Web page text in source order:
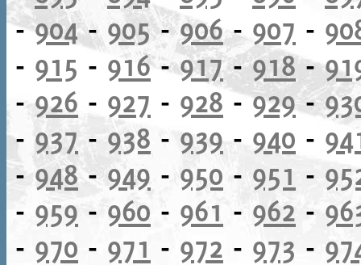
-904- 905-906- 907 -
- 915 - 916-917-918-
-926 - 927 - 928 -929-
- 937 -938 - 939 - 940 -
- 948-949 - 950 - 951 -
- 959 - 960 - 961 - 962 -
- 970 - 971 - 972 - 973 -